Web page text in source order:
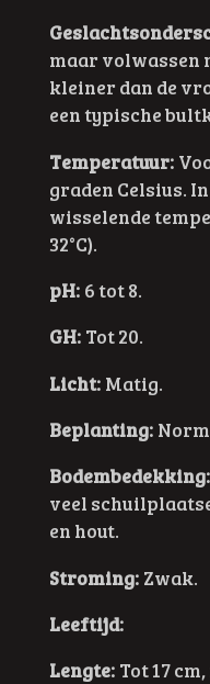
maar volwassen
kleiner dan de
een typische
Temperatuur:
graden Celsius.
wisselende
32°C).
pH: 6 tot 8.
GH:Tot 20.
Licht:Matig.
Beplanting:
Bodembedekking:
veel
en hout.
Stroming:Zwak.
Leeftijd:
Lengte:Tot 17